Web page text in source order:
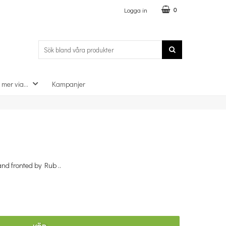
Logga in 0
via... Kampanjer
fronted by Rub ..